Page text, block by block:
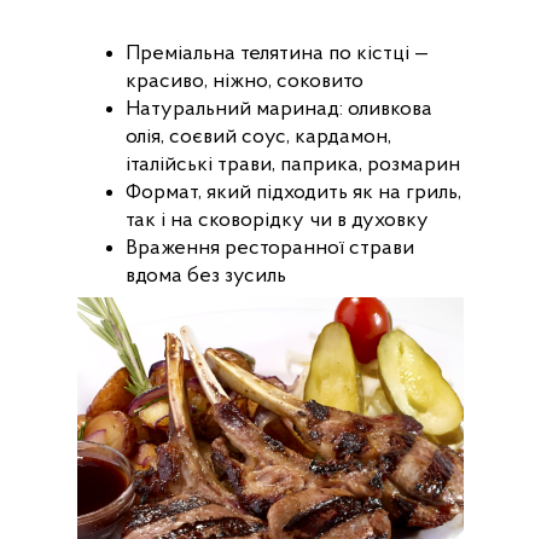
Преміальна телятина по кістці —
красиво, ніжно, соковито
Натуральний маринад: оливкова
олія, соєвий соус, кардамон,
італійські трави, паприка, розмарин
Формат, який підходить як на гриль,
так і на сковорідку чи в духовку
Враження ресторанної страви
вдома без зусиль